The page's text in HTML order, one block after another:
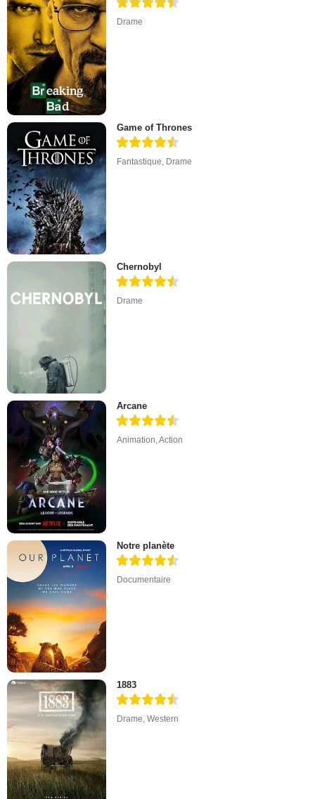
Drame
Game of Thrones
Fantastique Drame
Chernobyl
Drame
Arcane
Animation,Action
Notre planète
Documentaire
1883
Drame,Western